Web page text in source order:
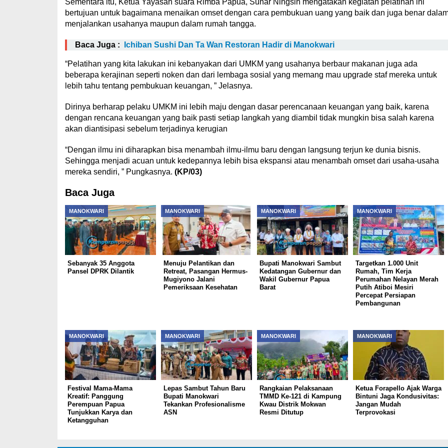
Sementara itu, Ketua Yayasan suara Rimba Papua, Sunar Ningsih mengatakan kegiatan pelatihan ini
bertujuan untuk bagaimana menaikan omset dengan cara pembukuan uang yang baik dan juga benar
menjalankan usahanya maupun dalam rumah tangga.
Baca Juga : Ichiban Sushi Dan Ta Wan Restoran Hadir di Manokwari
“Pelatihan yang kita lakukan ini kebanyakan dari UMKM yang usahanya berbaur makanan juga ada
beberapa kerajinan seperti noken dan dari lembaga sosial yang memang mau upgrade staf mereka untuk
lebih tahu tentang pembukuan keuangan, ” Jelasnya.
Dirinya berharap pelaku UMKM ini lebih maju dengan dasar perencanaan keuangan yang baik, karena
dengan rencana keuangan yang baik pasti setiap langkah yang diambil tidak mungkin bisa salah karena
akan diantisipasi sebelum terjadinya kerugian
“Dengan ilmu ini diharapkan bisa menambah ilmu-ilmu baru dengan langsung terjun ke dunia bisnis.
Sehingga menjadi acuan untuk kedepannya lebih bisa ekspansi atau menambah omset dari usaha-usaha
mereka sendiri, ” Pungkasnya. (KP/03)
Baca Juga
MANOKWARI
Sebanyak 35 Anggota
Pansel DPRK Dilantik
MANOKWARI
Menuju Pelantikan dan
Retreat, Pasangan Hermus-
Mugiyono Jalani
Pemeriksaan Kesehatan
MANOKWARI
Bupati Manokwari Sambut
Kedatangan Gubernur dan
Wakil Gubernur Papua
Barat
MANOKWARI
Targetkan 1.000 Unit
Rumah, Tim Kerja
Perumahan Nelayan Merah
Putih Atiboi Mesiri
Percepat Persiapan
Pembangunan
MANOKWARI
Festival Mama-Mama
Kreatif: Panggung
Perempuan Papua
Tunjukkan Karya dan
Ketangguhan
MANOKWARI
Lepas Sambut Tahun Baru
Bupati Manokwari
Tekankan Profesionalisme
ASN
MANOKWARI
Rangkaian Pelaksanaan
TMMD Ke-121 di Kampung
Kwau Distrik Mokwan
Resmi Ditutup
MANOKWARI
Ketua Forapello Ajak Warga
Bintuni Jaga Kondusivitas:
Jangan Mudah
Terprovokasi